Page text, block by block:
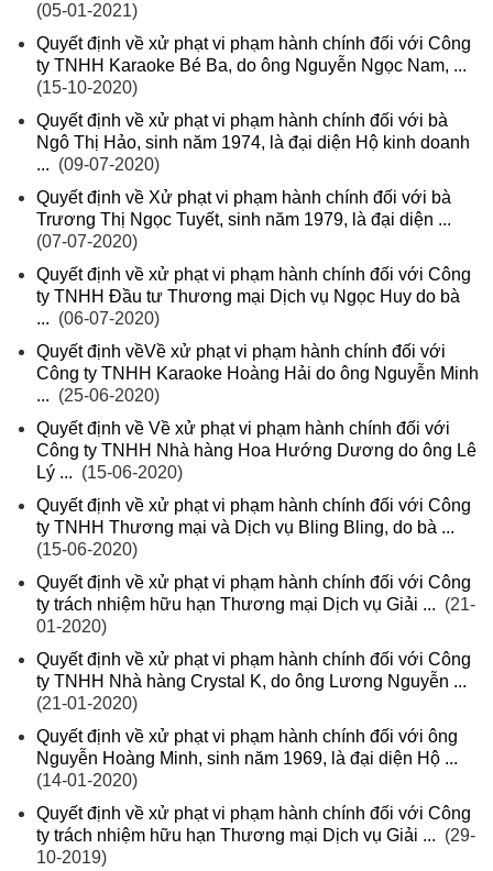
(05-01-2021)
Quyết định về xử phạt vi phạm hành chính đối với Công
ty TNHH Karaoke Bé Ba, do ông Nguyễn Ngọc Nam, ...
(15-10-2020)
Quyết định về xử phạt vi phạm hành chính đối với bà
Ngô Thị Hảo, sinh năm 1974, là đại diện Hộ kinh doanh
... (09-07-2020)
Quyết định về Xử phạt vi phạm hành chính đối với bà
Trương Thị Ngọc Tuyết, sinh năm 1979, là đại diện ...
(07-07-2020)
Quyết định về xử phạt vi phạm hành chính đối với Công
ty TNHH Đầu tư Thương mại Dịch vụ Ngọc Huy do bà
... (06-07-2020)
Quyết định vềVề xử phạt vi phạm hành chính đối với
Công ty TNHH Karaoke Hoàng Hải do ông Nguyễn Minh
... (25-06-2020)
Quyết định về Về xử phạt vi phạm hành chính đối với
Công ty TNHH Nhà hàng Hoa Hướng Dương do ông Lê
Lý ... (15-06-2020)
Quyết định về xử phạt vi phạm hành chính đối với Công
ty TNHH Thương mại và Dịch vụ Bling Bling, do bà ...
(15-06-2020)
Quyết định về xử phạt vi phạm hành chính đối với Công
ty trách nhiệm hữu hạn Thương mại Dịch vụ Giải ... (21-
01-2020)
Quyết định về xử phạt vi phạm hành chính đối với Công
ty TNHH Nhà hàng Crystal K, do ông Lương Nguyễn ...
(21-01-2020)
Quyết định về xử phạt vi phạm hành chính đối với ông
Nguyễn Hoàng Minh, sinh năm 1969, là đại diện Hộ ...
(14-01-2020)
Quyết định về xử phạt vi phạm hành chính đối với Công
ty trách nhiệm hữu hạn Thương mại Dịch vụ Giải ... (29-
10-2019)